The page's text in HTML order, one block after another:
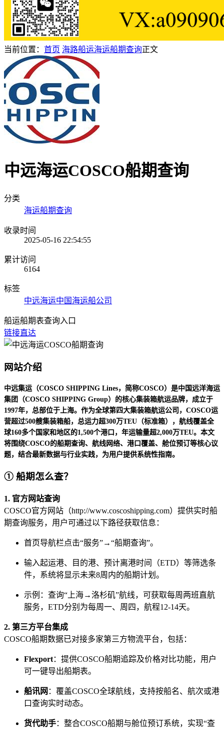
当前位置： 首页 海路船运海运船期查询正文
中远海运COSCO船期查询
分类
海运船期查询
收录时间
2025-05-16 22:54:55
累计访问
6164
标签
中远海运中国海运船公司
船运船期表查询入口
链接直达
网站介绍
中远集运（COSCO SHIPPING Lines，简称COSCO）是中国远洋海运
集团（COSCO SHIPPING Group）的核心集装箱航运品牌，成立于
1997年，总部位于上海。作为全球第四大集装箱航运公司，COSCO运
营超过500艘集装箱船，总运力超300万TEU（标准箱），航线覆盖全
球160多个国家和地区的1,500个港口，年运输量超2,000万TEU。本文
将围绕COSCO的船期查询、航线网络、港口覆盖、舱位预订等核心议
题，结合最新数据与行业实践，为用户提供系统性指南。
① 船期怎么查？
1. 官方网站查询
COSCO官方网站（http://www.coscoshipping.com）提供实时船
期查询服务，用户可通过以下路径获取信息：
首页导航栏点击“服务”→“船期查询”。
输入起运港、目的港、预计离港时间（ETD）等筛选条
件，系统将显示未来8周内的船期计划。
示例：查询“上海→洛杉矶”航线，可获取每周两班直航
服务，ETD分别为每周一、周四，航程12-14天。
2. 第三方平台集成
COSCO船期数据已对接多家第三方物流平台，包括：
Flexport：提供COSCO船期追踪及价格对比功能，用户
可一键导出船期表。
船讯网 ：覆盖COSCO全球航线，支持按船名、航次或港
口查询实时动态。
货代助手：整合COSCO船期与舱位预订系统，实现“查